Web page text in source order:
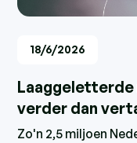
18/6/2026
verder dan
Zo'n 2,5 miljoen